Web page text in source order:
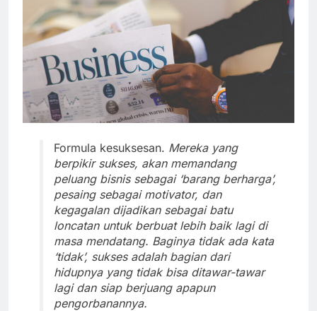
Formula kesuksesan. Mereka yang
berpikir sukses, akan memandang
peluang bisnis sebagai ‘barang berharga’,
pesaing sebagai motivator, dan
kegagalan dijadikan sebagai batu
loncatan untuk berbuat lebih baik lagi di
masa mendatang. Baginya tidak ada kata
‘tidak’, sukses adalah bagian dari
hidupnya yang tidak bisa ditawar-tawar
lagi dan siap berjuang apapun
pengorbanannya.